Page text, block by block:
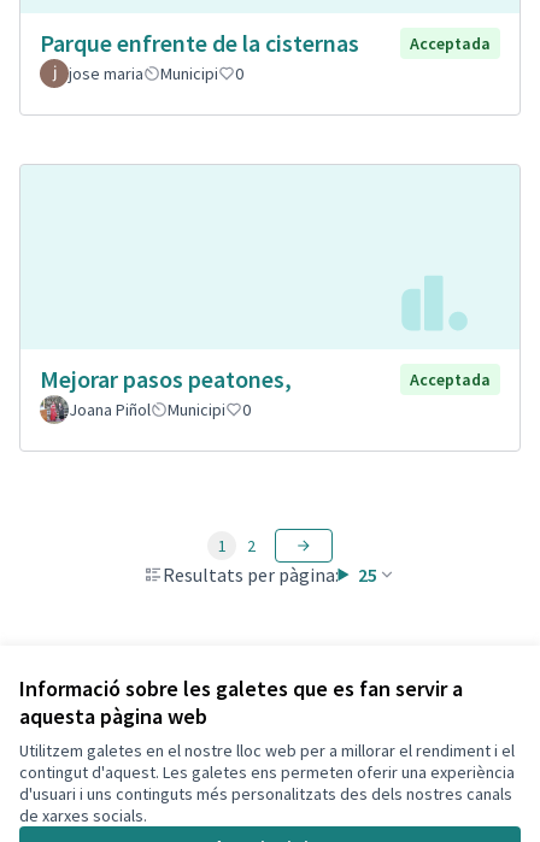
Informació sobre les galetes que es fan servir a
aquesta pàgina web
Utilitzem galetes en el nostre lloc web per a millorar el rendiment i el
contingut d'aquest. Les galetes ens permeten oferir una experiència
d'usuari i uns continguts més personalitzats des dels nostres canals
de xarxes socials.
Parque enfrente de la cisternas
Acceptada
jose maria
Municipi 0
Mejorar pasos peatones,
Acceptada
Joana Piñol
Municipi 0
Resultats per pàgina: 25
1 2
Veure totes les propostes retirades
Termes i condicions d'ús
Configuració de les galetes
Decidim Calafell a X
(Enllaç extern)
Decidim Calafell a Facebook
Decidim Calafell a YouTube
Decidim Calafell a GitHub
(Enllaç extern)